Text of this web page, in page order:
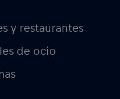
y restaurantes
de ocio